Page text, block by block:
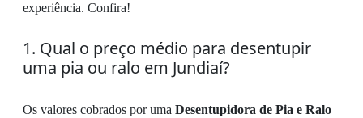
experiência. Confira!
1. Qual o preço médio para desentupir
uma pia ou ralo em Jundiaí?
Os valores cobrados por uma Desentupidora de Pia e Ralo